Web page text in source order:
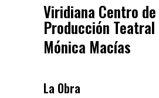
Viridiana Centro de
Producción Teatral
Mónica Macías
La Obra